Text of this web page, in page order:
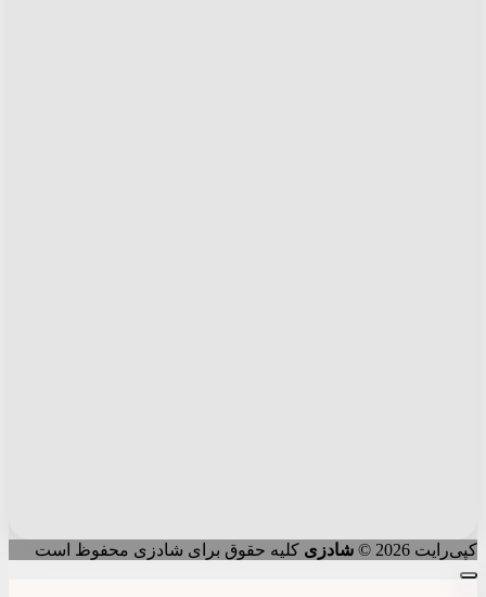
کپی‌رایت 2026 © شادزی کلیه حقوق برای شادزی محفوظ است